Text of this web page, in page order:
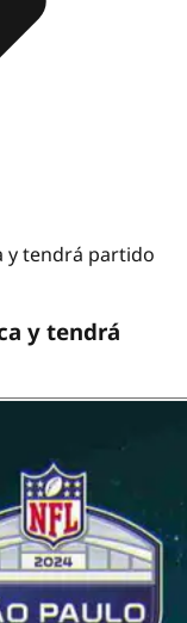
y tendrá partido
y tendrá